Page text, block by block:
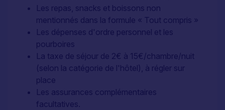
Les repas, snacks et boissons non
mentionnés dans la formule « Tout compris »
Les dépenses d'ordre personnel et les
pourboires
La taxe de séjour de 2€ à 15€/chambre/nuit
(selon la catégorie de l'hôtel), à régler sur
place
Les assurances complémentaires
facultatives.